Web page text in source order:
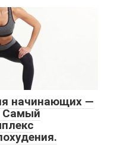
начинающих —
Самый